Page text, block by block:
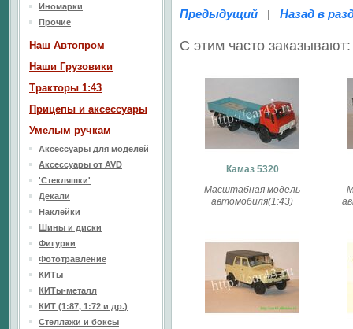
Предыдущий | Назад в
С этим часто заказывают:
Камаз 5320
Масштабная модель
автомобиля(1:43)
Иномарки
Прочие
Наш Aвтопром
Наши Грузовики
Тракторы 1:43
Прицепы и аксессуары
Умелым ручкам
Аксессуары для моделей
Аксессуары от AVD
'Стекляшки'
Декали
Наклейки
Шины и диски
Фигурки
Фототравление
КИТы
КИТы-металл
КИТ (1:87, 1:72 и др.)
Стеллажи и боксы